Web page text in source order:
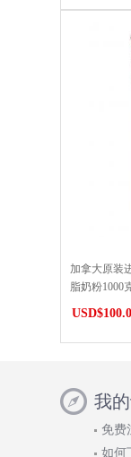
加拿大原装
脂奶粉1000
我
免费
如何